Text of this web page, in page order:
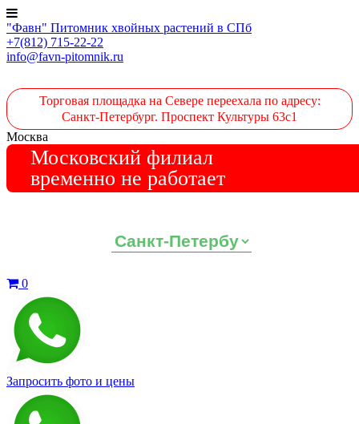
"Фавн" Питомник хвойных растений в СПб
+7(812) 715-22-22
info@favn-pitomnik.ru
Торговая площадка на Севере переехала по адресу:
Санкт-Петербург. Проспект Культуры 63с1
Москва
Московский филиал
временно не работает
0
Запросить фото и цены